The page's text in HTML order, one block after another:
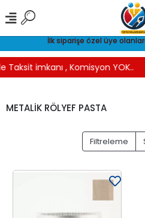
İlk siparişe özel üye
Taksit imkanı , Komisyon YOK..
METALİK RÖLYEF PASTA
Filtreleme